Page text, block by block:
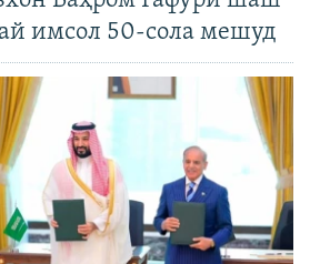
имсол 50-сола мешуд